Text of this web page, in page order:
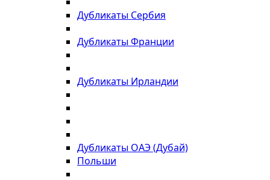
Дубликаты Сербия
Дубликаты Франции
Дубликаты Ирландии
Дубликаты ОАЭ (Дубай)
Польши